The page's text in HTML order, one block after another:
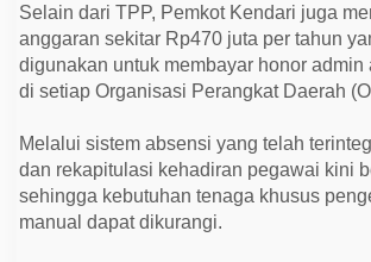
t
a
n
D
i
p
i
n
S
Selain dari TPP, Pemkot Kendari juga
anggaran sekitar Rp470 juta per tahun
digunakan untuk membayar honor admin
di setiap Organisasi Perangkat Daerah
Melalui sistem absensi yang telah
dan rekapitulasi kehadiran pegawai kini
sehingga kebutuhan tenaga khusus
manual dapat dikurangi.